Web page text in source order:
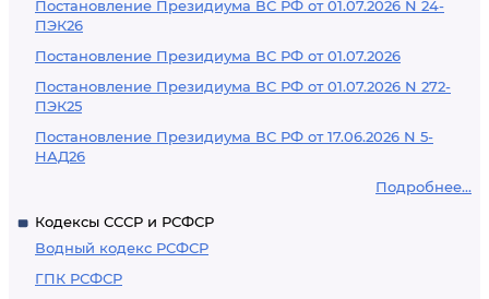
Постановление Президиума ВС РФ от 01.07.2026 N 24-
ПЭК26
Постановление Президиума ВС РФ от 01.07.2026
Постановление Президиума ВС РФ от 01.07.2026 N 272-
ПЭК25
Постановление Президиума ВС РФ от 17.06.2026 N 5-
НАД26
Подробнее...
Кодексы СССР и РСФСР
Водный кодекс РСФСР
ГПК РСФСР